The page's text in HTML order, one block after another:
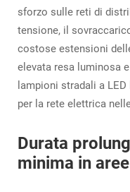
sforzo sulle reti di
tensione, il
costose estensioni
elevata resa luminosa
lampioni stradali a
per la rete elettrica
Durata
minima in